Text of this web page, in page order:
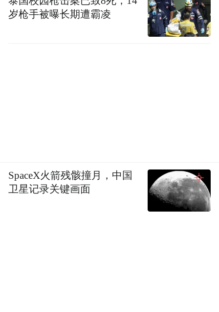
岁枪手被曝长期遭霸凌
SpaceX火箭残骸撞月，中国
卫星记录关键画面